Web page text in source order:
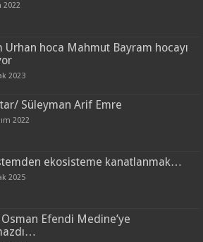
2022
Urhan hoca Mahmut Bayram hocayı
2023
Süleyman Arif Emre
2022
ekosisteme kanatlanmak…
2025
Efendi Medine’ye